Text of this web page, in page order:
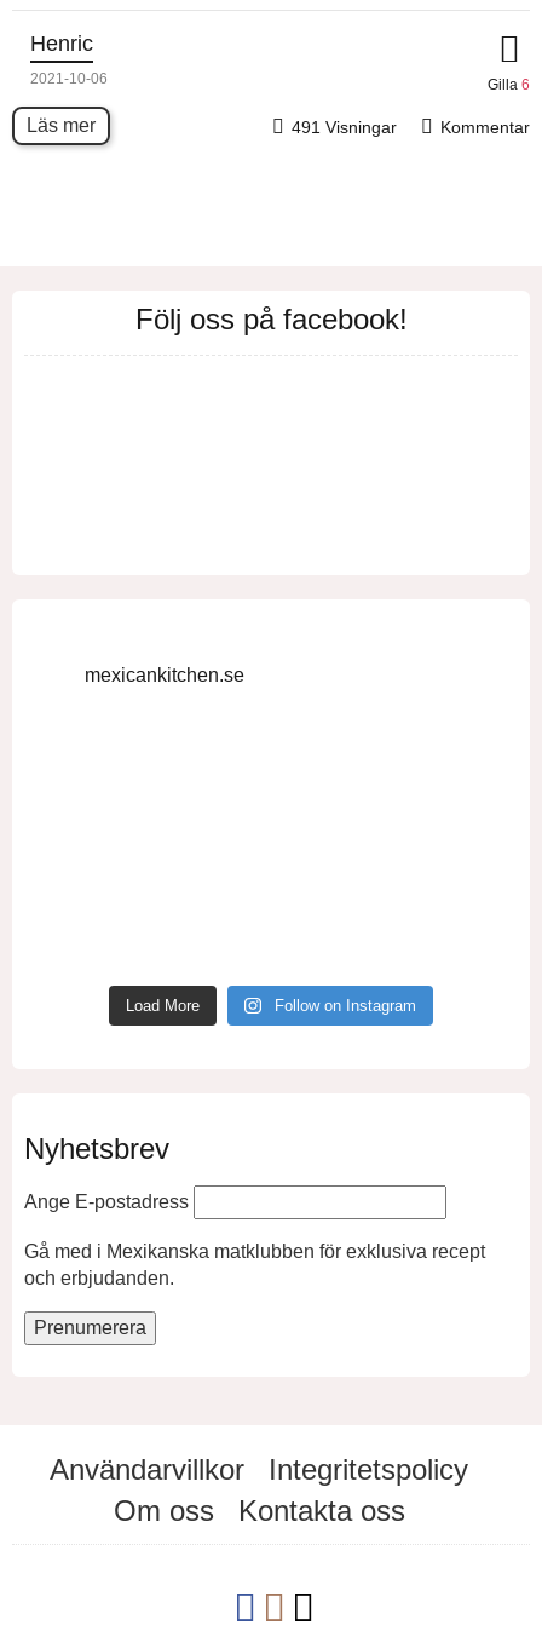
Henric
2021-10-06 Gilla 6
Läs mer Kommentar
491 Visningar
Följ oss på facebook!
mexicankitchen.se
Load More Follow on Instagram
Nyhetsbrev
Ange E-postadress
Gå med i Mexikanska matklubben för exklusiva recept
och erbjudanden.
Användarvillkor
Integritetspolicy
Om oss
Kontakta oss